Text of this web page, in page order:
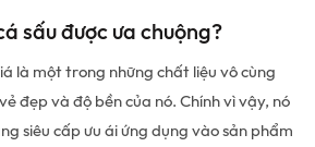
sấu được ưa chuộng?
là một trong những chất liệu vô cùng
đẹp và độ bền của nó. Chính vì vậy, nó
siêu cấp ưu ái ứng dụng vào sản phẩm